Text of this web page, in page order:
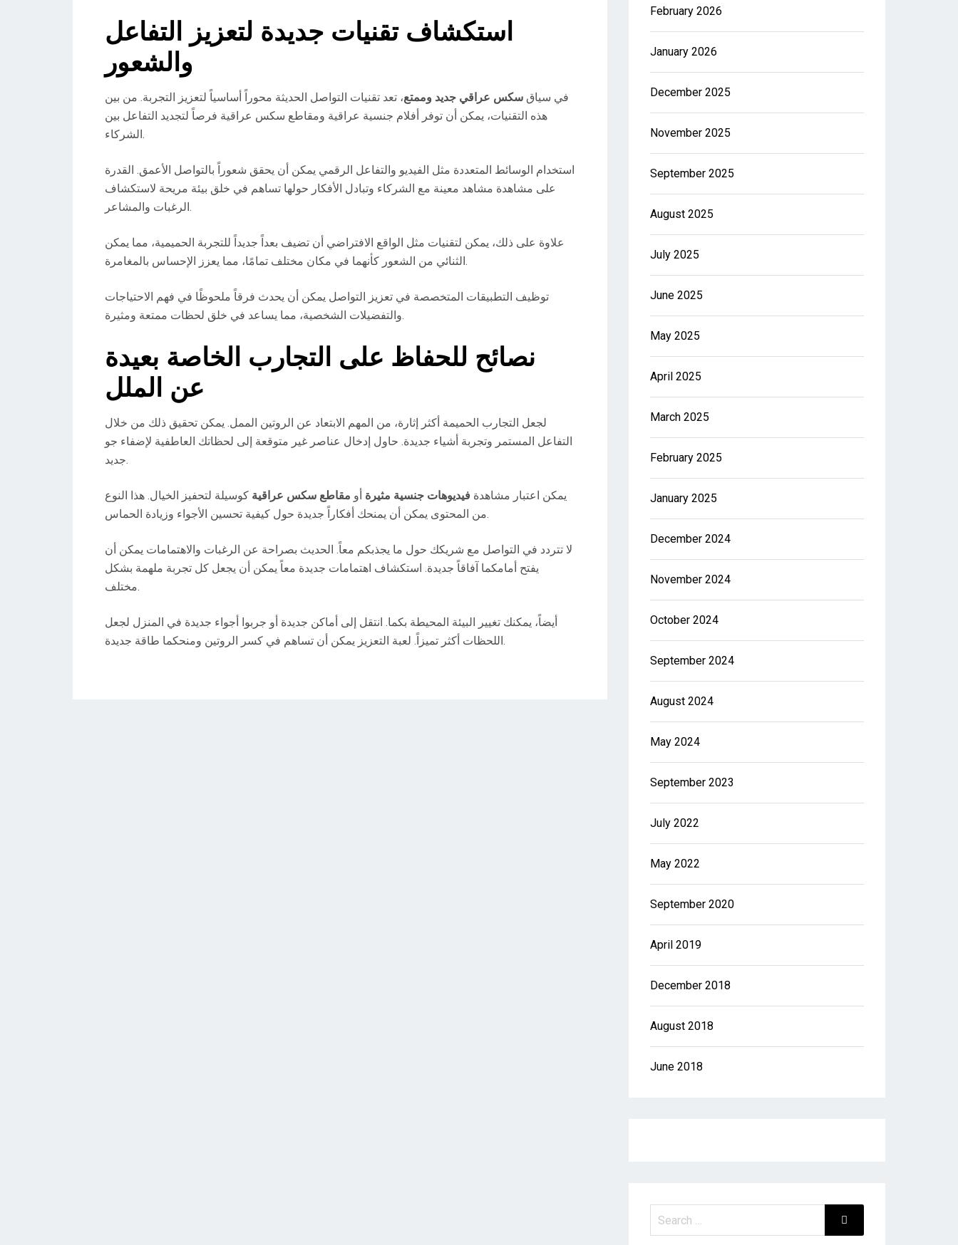
استكشاف تقنيات جديدة لتعزيز التفاعل
والشعور
في سياق سكس عراقي جديد وممتع، تعد تقنيات التواصل الحديثة محوراً أساسياً لتعزيز التجربة. من بين
هذه التقنيات، يمكن أن توفر أفلام جنسية عراقية ومقاطع سكس عراقية فرصاً لتجديد التفاعل بين
الشركاء.
استخدام الوسائط المتعددة مثل الفيديو والتفاعل الرقمي يمكن أن يحقق شعوراً بالتواصل الأعمق. القدرة
على مشاهدة مشاهد معينة مع الشركاء وتبادل الأفكار حولها تساهم في خلق بيئة مريحة لاستكشاف
الرغبات والمشاعر.
علاوة على ذلك، يمكن لتقنيات مثل الواقع الافتراضي أن تضيف بعداً جديداً للتجربة الحميمية، مما يمكن
الثنائي من الشعور كأنهما في مكان مختلف تمامًا، مما يعزز الإحساس بالمغامرة.
توظيف التطبيقات المتخصصة في تعزيز التواصل يمكن أن يحدث فرقاً ملحوظًا في فهم الاحتياجات
والتفضيلات الشخصية، مما يساعد في خلق لحظات ممتعة ومثيرة.
نصائح للحفاظ على التجارب الخاصة بعيدة
عن الملل
لجعل التجارب الحميمة أكثر إثارة، من المهم الابتعاد عن الروتين الممل. يمكن تحقيق ذلك من خلال
التفاعل المستمر وتجربة أشياء جديدة. حاول إدخال عناصر غير متوقعة إلى لحظاتك العاطفية لإضفاء جو
جديد.
يمكن اعتبار مشاهدة فيديوهات جنسية مثيرة أو مقاطع سكس عراقية كوسيلة لتحفيز الخيال. هذا النوع
من المحتوى يمكن أن يمنحك أفكاراً جديدة حول كيفية تحسين الأجواء وزيادة الحماس.
لا تتردد في التواصل مع شريكك حول ما يجذبكم معاً. الحديث بصراحة عن الرغبات والاهتمامات يمكن أن
يفتح أمامكما آفاقاً جديدة. استكشاف اهتمامات جديدة معاً يمكن أن يجعل كل تجربة ملهمة بشكل
مختلف.
أيضاً، يمكنك تغيير البيئة المحيطة بكما. انتقل إلى أماكن جديدة أو جربوا أجواء جديدة في المنزل لجعل
اللحظات أكثر تميزاً. لعبة التعزيز يمكن أن تساهم في كسر الروتين ومنحكما طاقة جديدة.
February 2026
January 2026
December 2025
November 2025
September 2025
August 2025
July 2025
June 2025
May 2025
April 2025
March 2025
February 2025
January 2025
December 2024
November 2024
October 2024
September 2024
August 2024
May 2024
September 2023
July 2022
May 2022
September 2020
April 2019
December 2018
August 2018
June 2018
Search
Search